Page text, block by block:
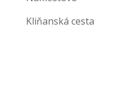
Kliňanská cesta